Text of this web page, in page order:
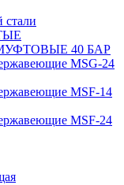
стали
40 БАР
MSG-24
MSF-14
MSF-24